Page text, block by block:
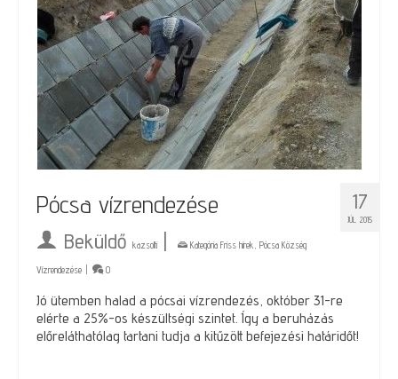
17
JÚL 2015
Pócsa vízrendezése
Beküldő kazsolti Kategória Friss hírek, Pócsa Község
Vízrendezése
0
Jó ütemben halad a pócsai vízrendezés, október 31-re
elérte a 25%-os készültségi szintet. Így a beruházás
előreláthatólag tartani tudja a kitűzött befejezési határidőt!